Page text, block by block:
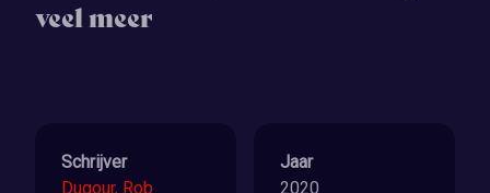
veel meer
Schrijver
Dugour, Rob
Jaar
2020